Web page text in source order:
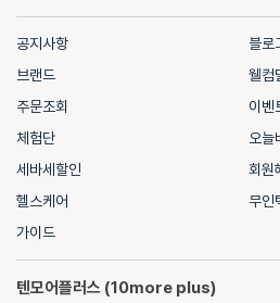
공지사항
블로
브랜드
웰컴
주문조회
이벤
체험단
오늘
세바세할인
회원
헬스케어
무인
가이드
텐모어플러스 (10more plus)